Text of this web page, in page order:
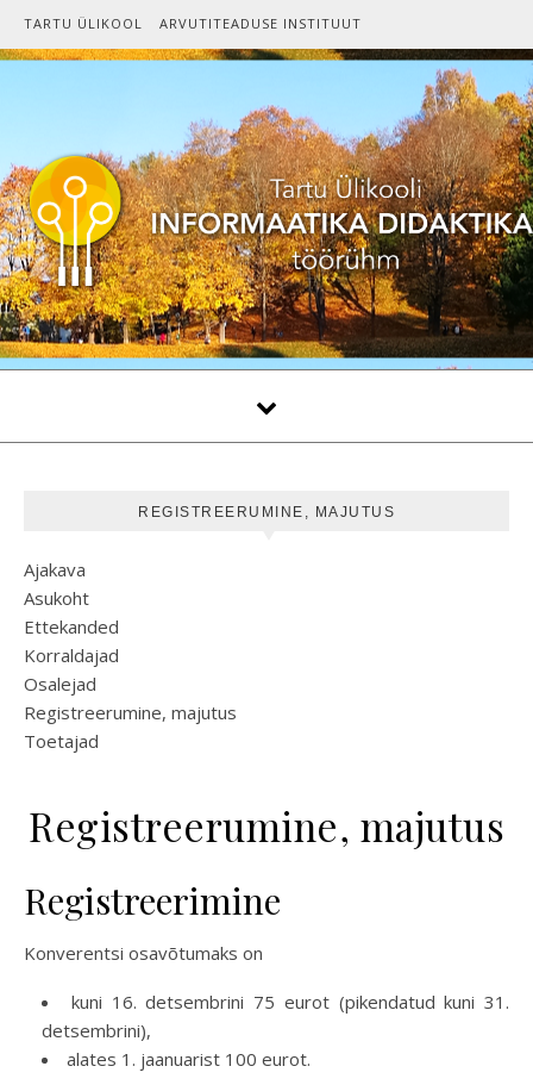
Skip to content
TARTU ÜLIKOOL ARVUTITEADUSE INSTITUUT
REGISTREERUMINE, MAJUTUS
Ajakava
Asukoht
Ettekanded
Korraldajad
Osalejad
Registreerumine, majutus
Toetajad
Registreerumine, majutus
Registreerimine
Konverentsi osavõtumaks on
kuni 16. detsembrini 75 eurot (pikendatud kuni 31.
detsembrini),
alates 1. jaanuarist 100 eurot.